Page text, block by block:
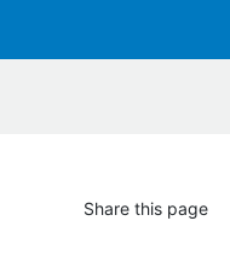
Share this page